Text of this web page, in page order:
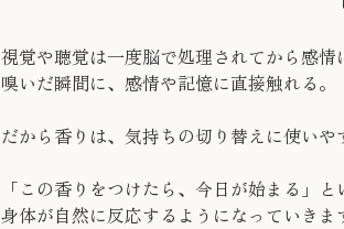
視覚や聴覚は一度脳で処理されてから感情
嗅いだ瞬間に、感情や記憶に直接触れる。
だから香りは、気持ちの切り替えに使いや
「この香りをつけたら、今日が始まる」と
身体が自然に反応するようになっていきま